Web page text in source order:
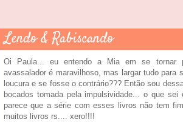
Lendo & Rabiscando
Oi Paula... eu entendo a Mia em se tornar
avassalador é maravilhoso, mas largar tudo para
loucura e se fosse o contrário??? Então sou
bocados tomada pela impulsividade... o que
parece que a série com esses livros não tem
muitos livros rs.... xero!!!!